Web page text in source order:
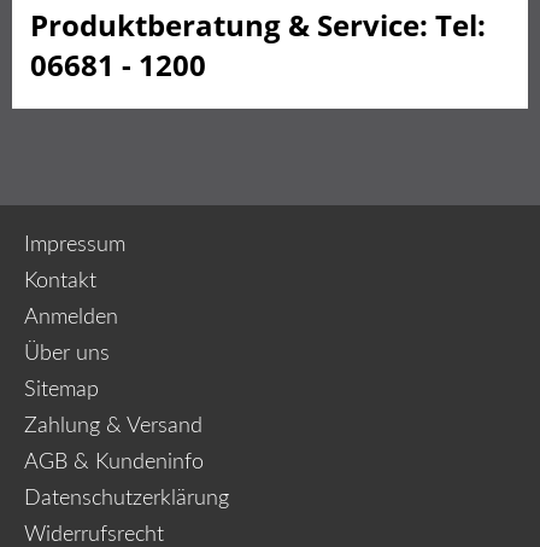
Produktberatung & Service: Tel:
06681 - 1200
Impressum
Kontakt
Anmelden
Über uns
Sitemap
Zahlung & Versand
AGB & Kundeninfo
Datenschutzerklärung
Widerrufsrecht